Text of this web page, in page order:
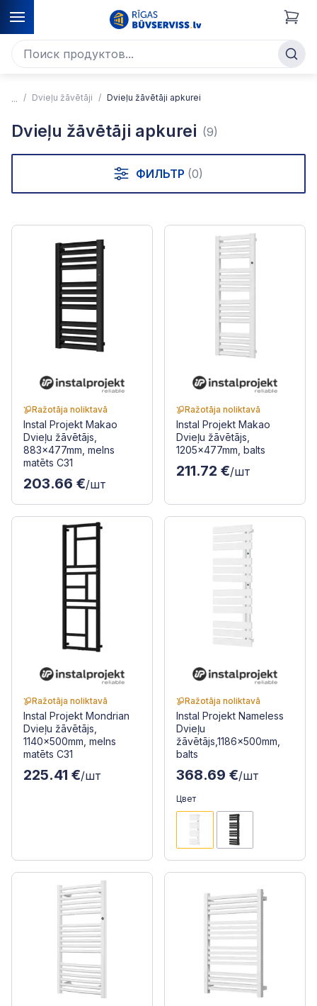
Dvieļu žāvētāji Dvieļu žāvētāji apkurei
Dvieļu žāvētāji apkurei (9)
ФИЛЬТР (0)
Ražotāja noliktavā
Instal Projekt Makao
Dvieļu žāvētājs,
883x477mm, melns
matēts C31
203.66 €/шт
Ražotāja noliktavā
Instal Projekt Makao
Dvieļu žāvētājs,
1205x477mm, balts
211.72 €/шт
Ražotāja noliktavā
Instal Projekt Mondrian
Dvieļu žāvētājs,
1140x500mm, melns
matēts C31
225.41 €/шт
Ražotāja noliktavā
Instal Projekt Nameless
Dvieļu
žāvētājs,1186x500mm,
balts
368.69 €/шт
Цвет